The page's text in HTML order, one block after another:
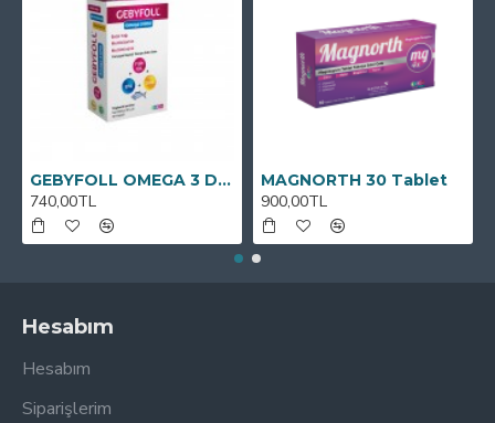
GEBYFOLL OMEGA 3 DHA
740,00TL
MAGNORTH 30 Tablet
900,00TL
Hesabım
Hesabım
Siparişlerim